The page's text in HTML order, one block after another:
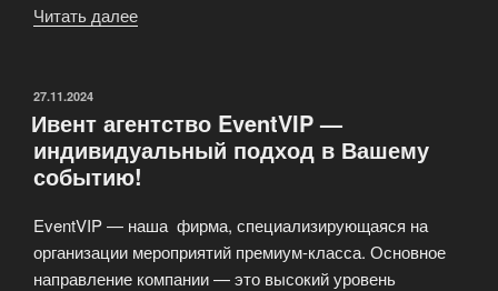
Читать далее
Вашего
Мечтаний!»
ОПУБЛИКОВАНО
27.11.2024
Ивент агентство EventVIP —
индивидуальный подход в Вашему
событию!
EventVIP — наша фирма, специализирующаяся на
организации мероприятий премиум-класса. Основное
направление компании — это высокий уровень